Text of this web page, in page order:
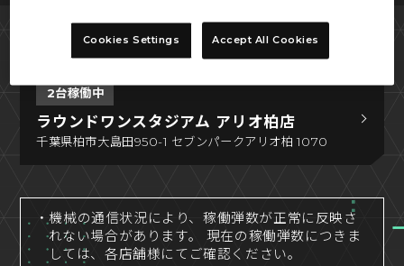
検索結果
2台稼働中
ラウンドワンスタジアム アリオ柏店
千葉県柏市大島田950-1 セブンパークアリオ柏 1070
・機械の通信状況により、稼働弾数が正常に反映さ
れない場合があります。 現在の稼働弾数につきま
しては、各店舗様にてご確認ください。
Accept All Cookies
Cookies Settings